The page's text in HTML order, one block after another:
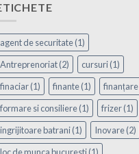
agent de securitate(1)
Antreprenoriat(2) cursuri(1)
finaciar(1) finante(1) finanțare
formare si consiliere(1) frizer(1)
ingrijitoare batrani(1) Inovare(2)